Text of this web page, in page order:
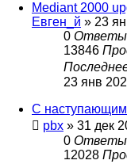
Mediant 2000
Евген_й » 23
0 Ответы
13846
23 янв
С
pbx » 31 дек
0 Ответы
12028